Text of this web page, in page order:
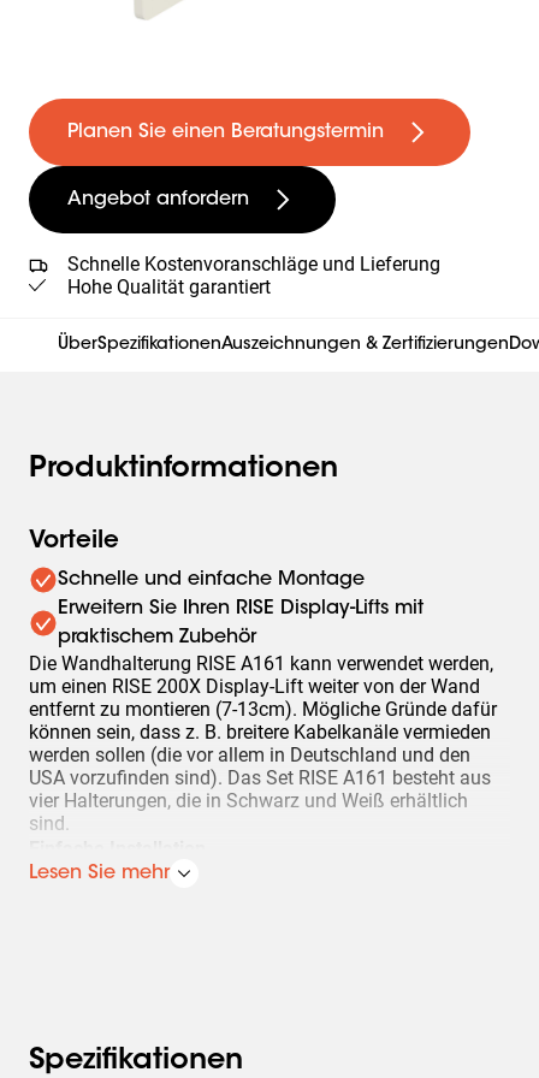
Planen Sie einen Beratungstermin
Angebot anfordern
Schnelle Kostenvoranschläge und Lieferung
Hohe Qualität garantiert
ÜberSpezifikationenAuszeichnungen & Zertifizierungen
Produktinformationen
Vorteile
Schnelle und einfache Montage
Erweitern Sie Ihren RISE Display-Lifts mit
praktischem Zubehör
Die Wandhalterung RISE A161 kann verwendet werden,
um einen RISE 200X Display-Lift weiter von der Wand
entfernt zu montieren (7-13cm). Mögliche Gründe dafür
können sein, dass z. B. breitere Kabelkanäle vermieden
werden sollen (die vor allem in Deutschland und den
USA vorzufinden sind). Das Set RISE A161 besteht aus
vier Halterungen, die in Schwarz und Weiß erhältlich
sind.
Die Wandhalterungen können einfach seitlich an den
erweitert werden. Sie sind in den Größen 65, 75 und 86
Lesen Sie mehr
Spezifikationen